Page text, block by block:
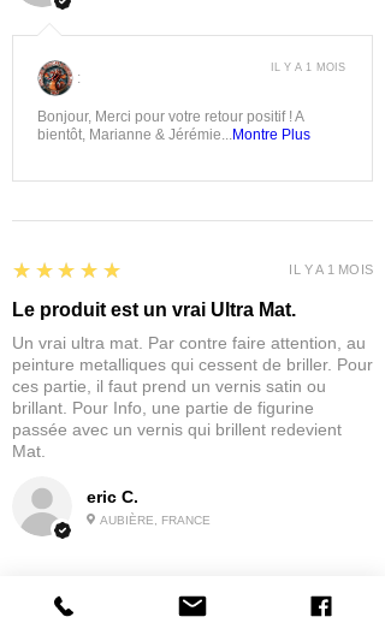
:
Bonjour, Merci pour votre retour positif ! A
bientôt, Marianne & Jérémie...Montre Plus
IL Y A 1 MOIS
eric C.
AUBIÈRE, FRANCE
5
★★★★★
Le produit est un vrai Ultra Mat.
Un vrai ultra mat. Par contre faire attention, au
peinture metalliques qui cessent de briller. Pour
ces partie, il faut prend un vernis satin ou
brillant. Pour Info, une partie de figurine
passée avec un vernis qui brillent redevient
Mat.
IL Y A 1 MOIS